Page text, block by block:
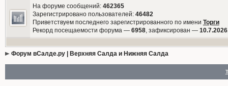
На форуме сообщений: 462365
Зарегистрировано пользователей: 46482
Приветствуем последнего зарегистрированного по имени Торги
Рекорд посещаемости форума — 6958, зафиксирован —
Форум вСалде.ру | Верхняя Салда и Нижняя Салда